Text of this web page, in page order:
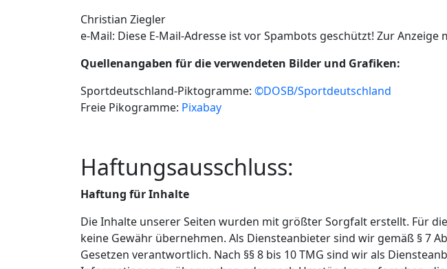
Christian Ziegler
e-Mail: Diese E-Mail-Adresse ist vor Spambots geschützt! Zur Anzeige
Quellenangaben für die verwendeten Bilder und Grafiken:
Sportdeutschland-Piktogramme: ©DOSB/Sportdeutschland
Freie Pikogramme: Pixabay
Haftungsausschluss:
Haftung für Inhalte
Die Inhalte unserer Seiten wurden mit größter Sorgfalt erstellt. Für
keine Gewähr übernehmen. Als Diensteanbieter sind wir gemäß § 7
Gesetzen verantwortlich. Nach §§ 8 bis 10 TMG sind wir als